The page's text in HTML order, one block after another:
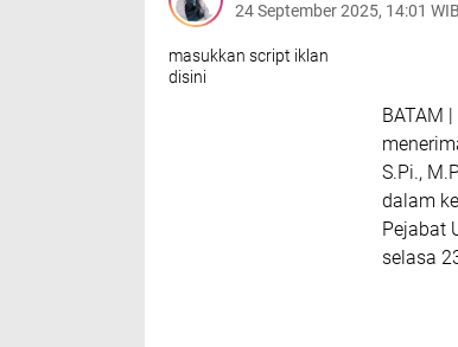
24 September 2025, 14:01 WIB
masukkan script iklan
disini
BATAM |
S.Pi.,
dalam
Pejabat
selasa